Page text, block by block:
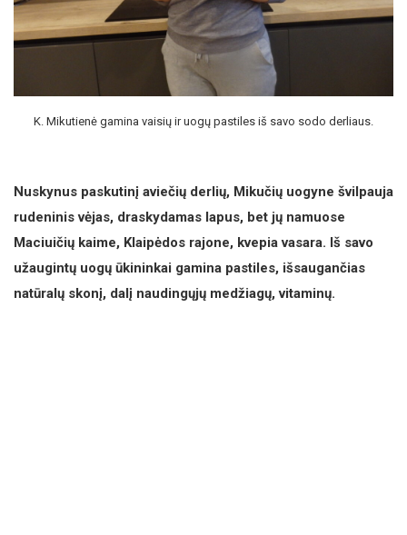
K. Mikutienė gamina vaisių ir uogų pastiles iš savo sodo derliaus.
Nuskynus paskutinį aviečių derlių, Mikučių uogyne švilpauja
rudeninis vėjas, draskydamas lapus, bet jų namuose
Maciuičių kaime, Klaipėdos rajone, kvepia vasara. Iš savo
užaugintų uogų ūkininkai gamina pastiles, išsaugančias
natūralų skonį, dalį naudingųjų medžiagų, vitaminų.